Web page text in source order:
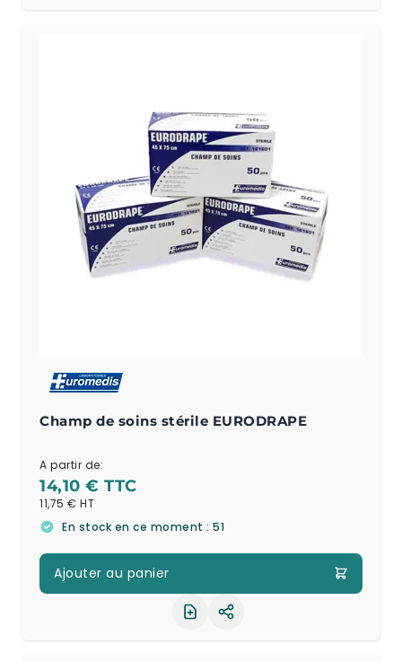
Champ de soins stérile EURODRAPE
A partir de:
14,10 €
11,75 €
En stock en ce moment : 51
Ajouter au panier
Partager le produit